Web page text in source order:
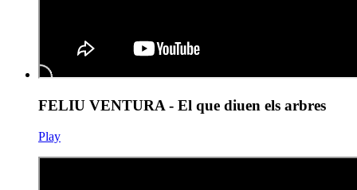
FELIU VENTURA - El que diuen els arbres
Play